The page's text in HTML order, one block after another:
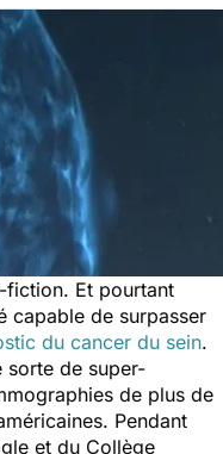
fiction. Et pourtant
capable de surpasser
du cancer du sein.
sorte de super-
de plus de
Pendant
et du Collège